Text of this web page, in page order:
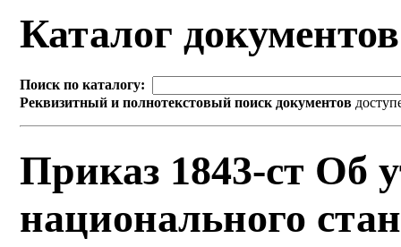
Каталог
Поиск по каталогу:
Реквизитный и полнотекстовый поиск документов
Приказ 1843-ст Об
национального